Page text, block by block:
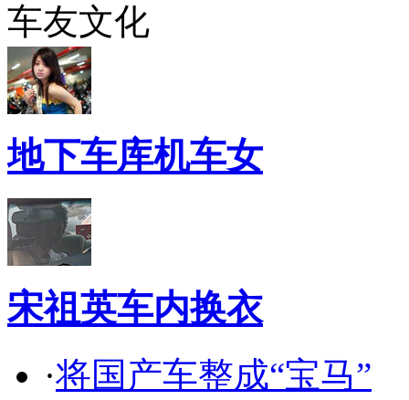
车友文化
地下车库机车女
宋祖英车内换衣
·将国产车整成“宝马”